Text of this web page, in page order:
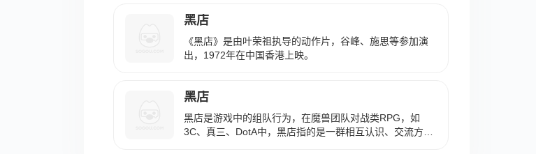
黑店
《黑店》是由叶荣祖执导的动作片，谷峰、施思等参加演
出，1972年在中国香港上映。
黑店
黑店是游戏中的组队行为，在魔兽团队对战类RPG，如
3C、真三、DotA中，黑店指的是一群相互认识、交流方便